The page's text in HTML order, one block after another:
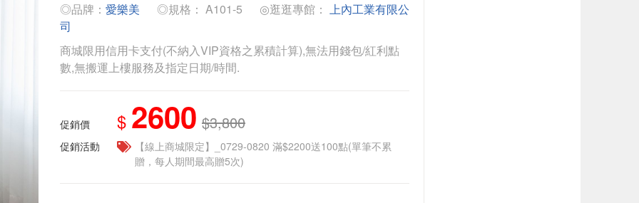
◎品牌： 愛樂美 ◎規格： A101-5 ◎逛逛專館： 上內工業有限公
司
商城限用信用卡支付(不納入VIP資格之累積計算),無法用錢包/紅利點
數,無搬運上樓服務及指定日期/時間.
促銷價 $ 2600 $3,800
促銷活動
【線上商城限定】_0729-0820 滿$2200送100點(單筆不累
贈，每人期間最高贈5次)